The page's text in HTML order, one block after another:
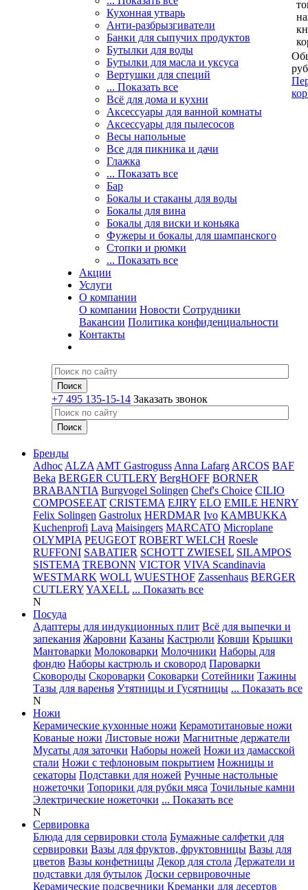
Кухонная утварь
Анти-разбрызгиватели
Банки для сыпучих продуктов
Бутылки для воды
Бутылки для масла и уксуса
Вертушки для специй
... Показать все
Всё для дома и кухни
Аксессуары для ванной комнаты
Аксессуары для пылесосов
Весы напольные
Все для пикника и дачи
Глажка
... Показать все
Бар
Бокалы и стаканы для воды
Бокалы для вина
Бокалы для виски и коньяка
Фужеры и бокалы для шампанского
Стопки и рюмки
... Показать все
Акции
Услуги
О компании
О компании Новости Сотрудники
Вакансии Политика конфиденциальности
Контакты
+7 495 135-15-14 Заказать звонок
Бренды
Adhoc ALZA AMT Gastroguss Anna Lafarg ARCOS BAF
Beka BERGER CUTLERY BergHOFF BORNER
BRABANTIA Burgvogel Solingen Chef's Choice CILIO
COMPOSEEAT CRISTEMA EJIRY ELO EMILE HENRY
Felix Solingen Gastrolux HERDMAR Ivo KAMBUKKA
Kuchenprofi Lava Maisingers MARCATO Microplane
OLYMPIA PEUGEOT ROBERT WELCH Roesle
RUFFONI SABATIER SCHOTT ZWIESEL SILAMPOS
SISTEMA TREBONN VICTOR VIVA Scandinavia
WESTMARK WOLL WUESTHOF Zassenhaus BERGER
CUTLERYYAXELL ... Показать все
N
Посуда
Адаптеры для индукционных плит Всё для выпечки и
запекания Жаровни Казаны Кастрюли Ковши Крышки
Мантоварки Молоковарки Молочники Наборы для
фондю Наборы кастрюль и сковород Пароварки
Сковороды Скороварки Соковарки Сотейники Тажины
Тазы для варенья Утятницы и Гусятницы ... Показать все
N
Ножи
Керамические кухонные ножи Керамотитановые ножи
Кованые ножи Листовые ножи Магнитные держатели
Мусаты для заточки Наборы ножей Ножи из дамасской
стали Ножи с тефлоновым покрытием Ножницы и
секаторы Подставки для ножей Ручные настольные
ножеточки Топорики для рубки мяса Точильные камни
Электрические ножеточки ... Показать все
N
Сервировка
Блюда для сервировки стола Бумажные салфетки для
сервировки Вазы для фруктов, фруктовницы Вазы для
цветов Вазы конфетницы Декор для стола Держатели и
подставки для бутылок Доски сервировочные
Керамические подсвечники Креманки для десертов